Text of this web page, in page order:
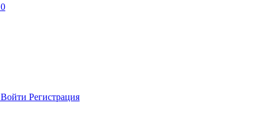
0
Войти Регистрация